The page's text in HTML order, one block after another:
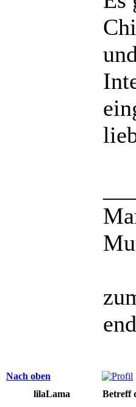
Nach oben
lilaLama
Betreff